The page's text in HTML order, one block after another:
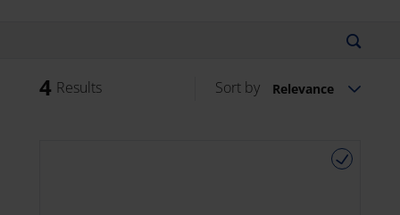
4 Results Sort by Relevance